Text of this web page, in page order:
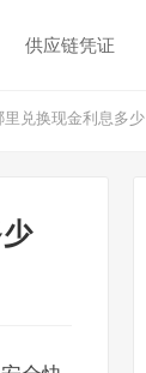
供应链凭证
兑换现金利息多少